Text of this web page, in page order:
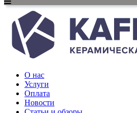
О нас
Услуги
Оплата
Новости